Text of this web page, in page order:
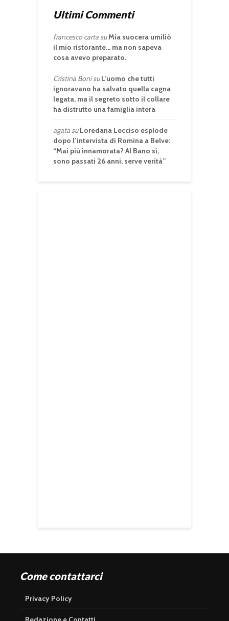
Ultimi Commenti
francesco cartasuMia suocera umiliò
il mio ristorante… ma non sapeva
cosa avevo preparato.
Cristina BonisuL’uomo che tutti
ignoravano ha salvato quella cagna
legata, ma il segreto sotto il collare
ha distrutto una famiglia intera
agatasuLoredana Lecciso esplode
dopo l’intervista di Romina a Belve:
“Mai più innamorata? Al Bano sì,
sono passati 26 anni, serve verità”
Come contattarci
Privacy Policy